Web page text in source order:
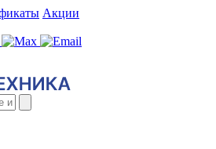
Акции